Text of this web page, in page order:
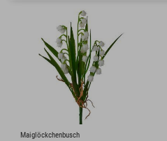
Maiglöckchenbusch